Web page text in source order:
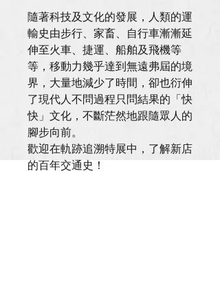
隨著科技及文化的發展，人類的運
輸史由步行、家畜、自行車漸漸延
伸至火車、捷運、船舶及飛機等
等，移動力幾乎達到無遠弗屆的境
界，大量地減少了時間，卻也衍伸
了現代人不問過程只問結果的「快
快」文化，不斷茫然地跟隨眾人的
腳步向前。
歡迎在軌跡追溯特展中，了解新店
的百年交通史！